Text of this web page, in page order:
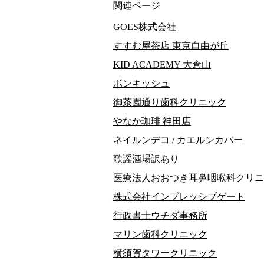
関連ページ
GOES株式会社
すすむ屋茶店 東京自由が丘
KID ACADEMY 大倉山
ボンキッシュ
御茶園通り歯科クリニック
やなか珈琲 神田店
ネイルンデコ / カエルンカバー
歌謡酒場訳あり
医療法人おおつき耳鼻咽喉科クリ
株式会社インプレッシブゲート
行政書士ウチダ事務所
マリン歯科クリニック
横須賀タワークリニック